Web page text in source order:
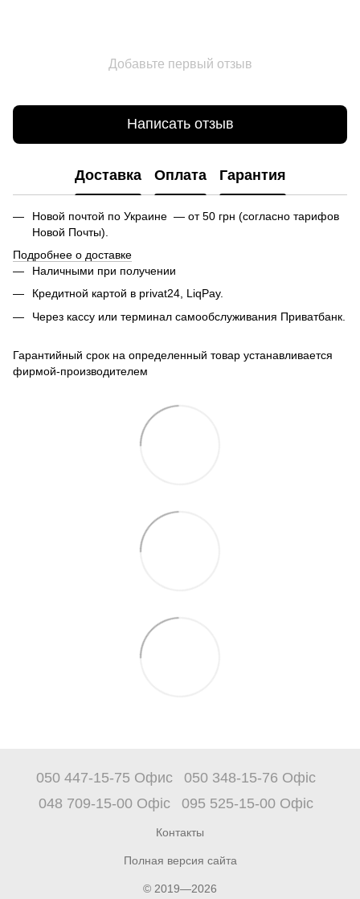
Добавьте первый отзыв
Написать отзыв
Доставка Оплата Гарантия
Новой почтой по Украине — от 50 грн (согласно тарифов
Новой Почты).
Подробнее о доставке
Наличными при получении
Кредитной картой в privat24, LiqPay.
Через кассу или терминал самообслуживания Приватбанк.
Гарантийный срок на определенный товар устанавливается
фирмой-производителем
050 447-15-75 Офис
050 348-15-76 Офіс
048 709-15-00 Офіс
095 525-15-00 Офіс
Контакты
Полная версия сайта
© 2019—2026